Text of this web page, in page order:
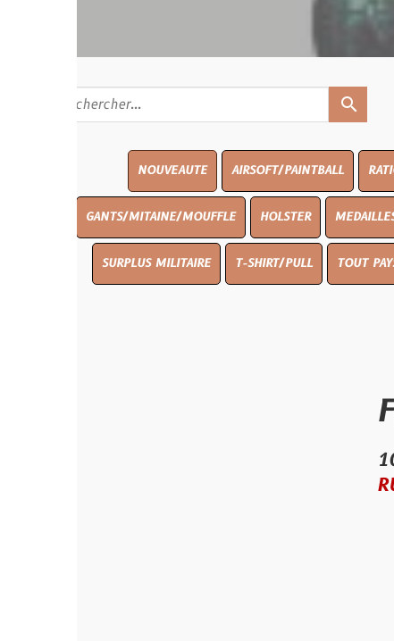
AIRSOFT/PAINTBALL RATIONS
GANTS/MITAINE/MOUFFLE HOLSTER MEDAILLES/INSIGNES
SURPLUS MILITAIRE T-SHIRT/PULL TOUT PAYS WW 1
RUPTURE